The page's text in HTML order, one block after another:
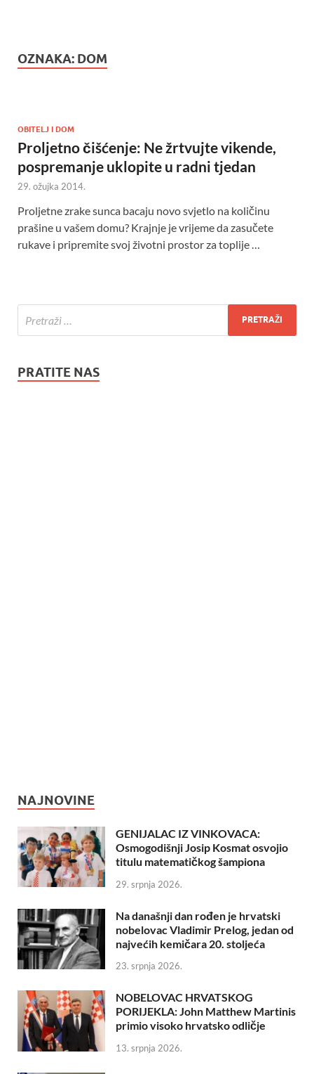
OZNAKA: DOM
OBITELJ I DOM
Proljetno čišćenje: Ne žrtvujte vikende,
pospremanje uklopite u radni tjedan
29. ožujka 2014.
Proljetne zrake sunca bacaju novo svjetlo na količinu
prašine u vašem domu? Krajnje je vrijeme da zasučete
rukave i pripremite svoj životni prostor za toplije …
PRATITE NAS
NAJNOVINE
GENIJALAC IZ VINKOVACA:
Osmogodišnji Josip Kosmat osvojio
titulu matematičkog šampiona
29. srpnja 2026.
Na današnji dan rođen je hrvatski
nobelovac Vladimir Prelog, jedan od
najvećih kemičara 20. stoljeća
23. srpnja 2026.
NOBELOVAC HRVATSKOG
PORIJEKLA: John Matthew Martinis
primio visoko hrvatsko odličje
13. srpnja 2026.